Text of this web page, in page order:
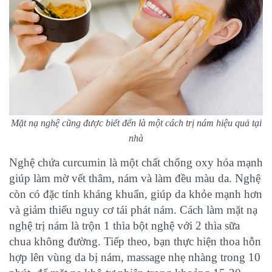
Mặt nạ nghệ cũng được biết đến là một cách trị nám hiệu quả tại
nhà
Nghệ chứa curcumin là một chất chống oxy hóa mạnh
giúp làm mờ vết thâm, nám và làm đều màu da. Nghệ
còn có đặc tính kháng khuẩn, giúp da khỏe mạnh hơn
và giảm thiểu nguy cơ tái phát nám. Cách làm mặt nạ
nghệ trị nám là trộn 1 thìa bột nghệ với 2 thìa sữa
chua không đường. Tiếp theo, bạn thực hiện thoa hỗn
hợp lên vùng da bị nám, massage nhẹ nhàng trong 10